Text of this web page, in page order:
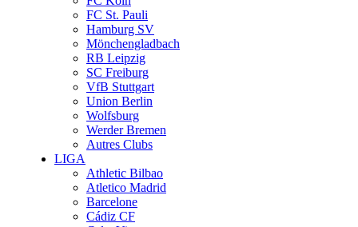
FC St. Pauli
Hamburg SV
Mönchengladbach
RB Leipzig
SC Freiburg
VfB Stuttgart
Union Berlin
Wolfsburg
Werder Bremen
Autres Clubs
LIGA
Athletic Bilbao
Atletico Madrid
Barcelone
Cádiz CF